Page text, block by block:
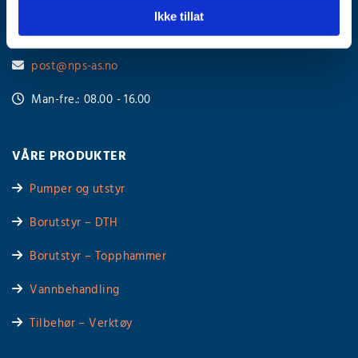
Ikke tillat
 63 88 87 00
 post@nps-as.no
 Man-fre.: 08.00 - 16.00
VÅRE PRODUKTER
 Pumper og utstyr
 Borutstyr – DTH
 Borutstyr – Topphammer
 Vannbehandling
 Tilbehør – Verktøy